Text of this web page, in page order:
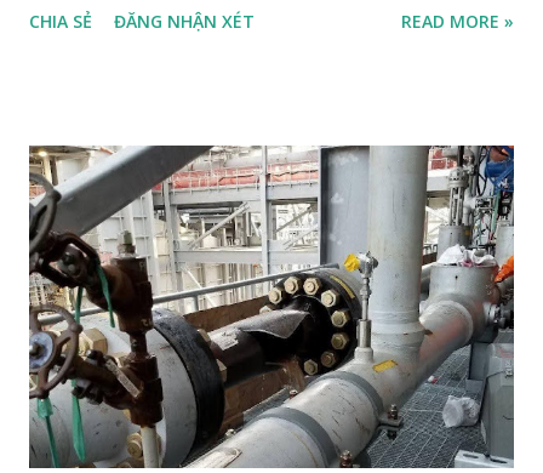
đường ống này dựa trên Guidelines for th e avoidance of
thống Quản lý Tính toàn vẹn Tài sản (Asset Integrity
Management-AIM). Hướng dẫn AVIFF của Viện Năng lượng
là phương pháp được khuyến nghị để xác định và giải quyết
rủi ro rung đường ống. Bài viết này dựa trên chuyên môn về
phân tích ứng suất đường ống (pipe stress analysis), phân
tích rung động động học (dynamic vibration analysis), dòng
chảy nhất thời (transient flow ) và các nghiên cứu thiết kế
liên quan khác. 1. RUNG ĐỘNG ĐƯỜN...
CHIA SẺ ĐĂNG NHẬN XÉT READ MORE »